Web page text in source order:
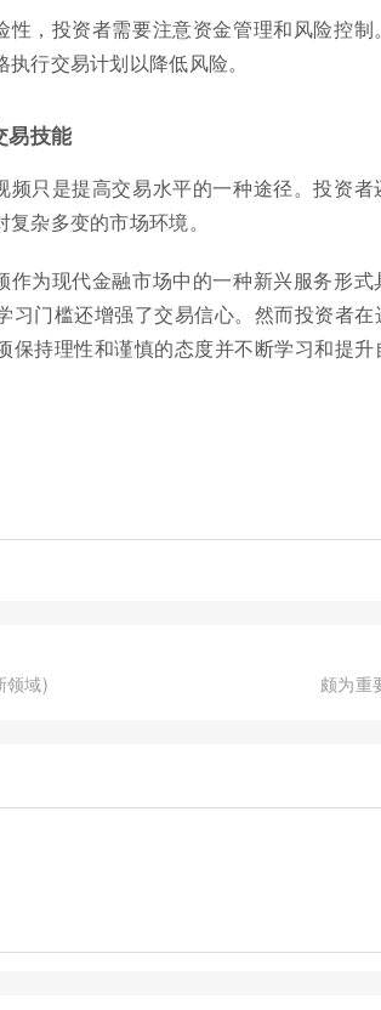
性，投资者需要注意资金管理和风险控
行交易计划以降低风险。
易技能
频只是提高交易水平的一种途径。投资
杂多变的市场环境。
作为现代金融市场中的一种新兴服务形
习门槛还增强了交易信心。然而投资者
保持理性和谨慎的态度并不断学习和提
领域)
颇为重